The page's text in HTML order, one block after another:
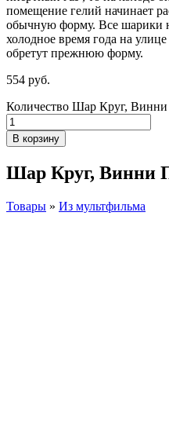
помещение гелий начинает
обычную форму. Все шарики
холодное время года на
обретут прежнюю форму.
554 руб.
Количество Шар Круг, Винни
В корзину
Шар Круг, Винни
Товары » Из мультфильма